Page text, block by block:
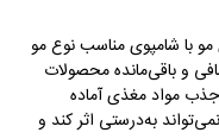
با شامپوی مناسب نوع مو
و باقی‌مانده محصولات
مواد مغذی آماده
به‌درستی اثر کند و